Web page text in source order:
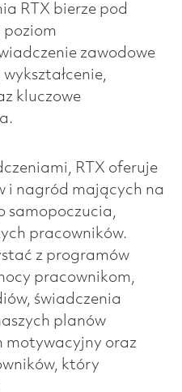
RTX bierze pod
poziom
zawodowe
kluczowe
RTX oferuje
i nagród mających na
samopoczucia,
pracowników.
z programów
pracownikom,
świadczenia
planów
motywacyjny oraz
który